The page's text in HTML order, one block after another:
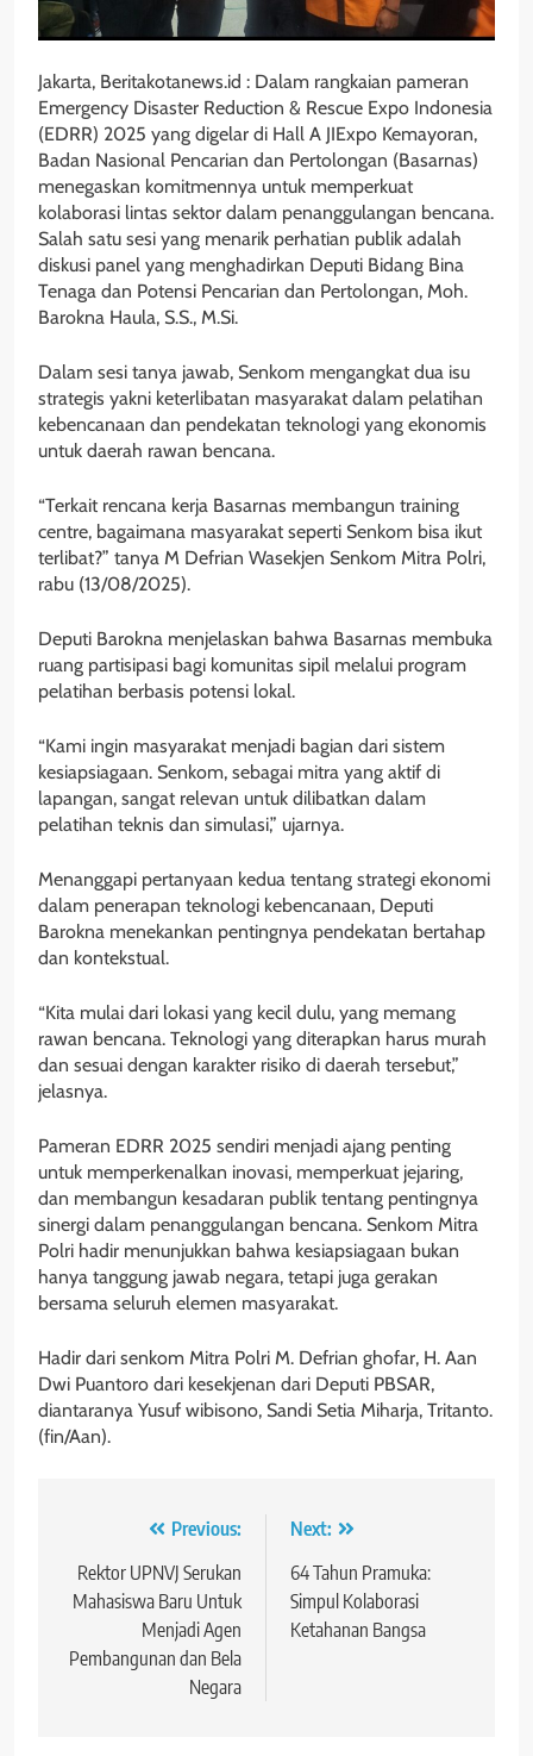
Jakarta, Beritakotanews.id : Dalam rangkaian pameran
Emergency Disaster Reduction & Rescue Expo Indonesia
(EDRR) 2025 yang digelar di Hall A JIExpo Kemayoran,
Badan Nasional Pencarian dan Pertolongan (Basarnas)
menegaskan komitmennya untuk memperkuat
kolaborasi lintas sektor dalam penanggulangan bencana.
Salah satu sesi yang menarik perhatian publik adalah
diskusi panel yang menghadirkan Deputi Bidang Bina
Tenaga dan Potensi Pencarian dan Pertolongan, Moh.
Barokna Haula, S.S., M.Si.
Dalam sesi tanya jawab, Senkom mengangkat dua isu
strategis yakni keterlibatan masyarakat dalam pelatihan
kebencanaan dan pendekatan teknologi yang ekonomis
untuk daerah rawan bencana.
“Terkait rencana kerja Basarnas membangun training
centre, bagaimana masyarakat seperti Senkom bisa ikut
terlibat?” tanya M Defrian Wasekjen Senkom Mitra Polri,
rabu (13/08/2025).
Deputi Barokna menjelaskan bahwa Basarnas membuka
ruang partisipasi bagi komunitas sipil melalui program
pelatihan berbasis potensi lokal.
“Kami ingin masyarakat menjadi bagian dari sistem
kesiapsiagaan. Senkom, sebagai mitra yang aktif di
lapangan, sangat relevan untuk dilibatkan dalam
pelatihan teknis dan simulasi,” ujarnya.
Menanggapi pertanyaan kedua tentang strategi ekonomi
dalam penerapan teknologi kebencanaan, Deputi
Barokna menekankan pentingnya pendekatan bertahap
dan kontekstual.
“Kita mulai dari lokasi yang kecil dulu, yang memang
rawan bencana. Teknologi yang diterapkan harus murah
dan sesuai dengan karakter risiko di daerah tersebut,”
jelasnya.
Pameran EDRR 2025 sendiri menjadi ajang penting
untuk memperkenalkan inovasi, memperkuat jejaring,
dan membangun kesadaran publik tentang pentingnya
sinergi dalam penanggulangan bencana. Senkom Mitra
Polri hadir menunjukkan bahwa kesiapsiagaan bukan
hanya tanggung jawab negara, tetapi juga gerakan
bersama seluruh elemen masyarakat.
Hadir dari senkom Mitra Polri M. Defrian ghofar, H. Aan
Dwi Puantoro dari kesekjenan dari Deputi PBSAR,
diantaranya Yusuf wibisono, Sandi Setia Miharja, Tritanto.
(fin/Aan).
Navigasi
pos
Previous:
Rektor UPNVJ Serukan
Mahasiswa Baru Untuk
Menjadi Agen
Pembangunan dan Bela
Negara
Next:
64 Tahun Pramuka:
Simpul Kolaborasi
Ketahanan Bangsa